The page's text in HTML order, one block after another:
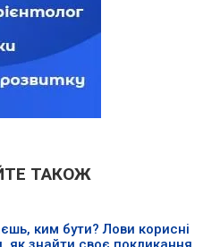
ТАКОЖ
ким бути? Лови корисні